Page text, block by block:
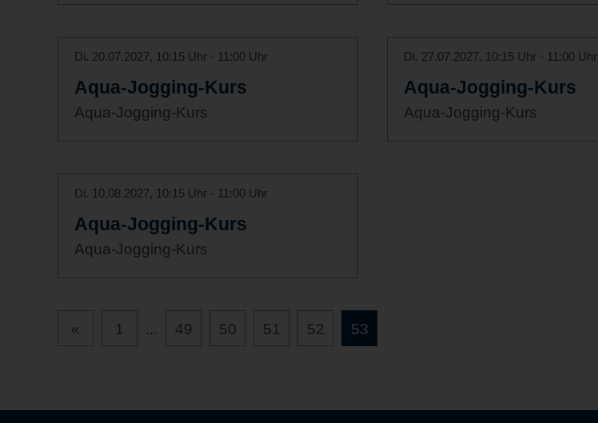
Di. 20.07.2027, 10:15 Uhr - 11:00 Uhr
Aqua-Jogging-Kurs
Aqua-Jogging-Kurs
Di. 27.07.2027, 10:15 Uhr - 11:00 Uhr
Aqua-Jogging-Kurs
Aqua-Jogging-Kurs
Di. 10.08.2027, 10:15 Uhr - 11:00 Uhr
Aqua-Jogging-Kurs
Aqua-Jogging-Kurs
« 1 ... 49 50 51 52 53